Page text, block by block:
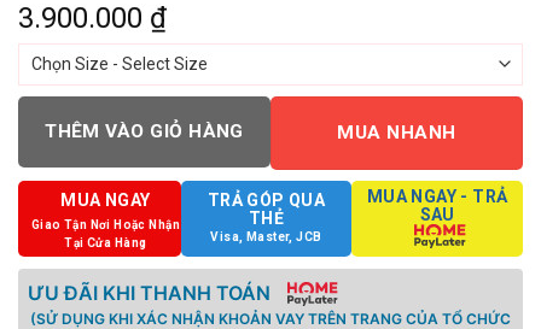
3.900.000 ₫
THÊM VÀO GIỎ HÀNG MUA NHANH
MUA NGAY
Giao Tận Nơi Hoặc Nhận
Tại Cửa Hàng
TRẢ GÓP QUA
THẺ
Visa, Master, JCB
MUA NGAY - TRẢ
SAU
ƯU ĐÃI KHI THANH TOÁN
(SỬ DỤNG KHI XÁC NHẬN KHOẢN VAY TRÊN TRANG CỦA TỔ CHỨC